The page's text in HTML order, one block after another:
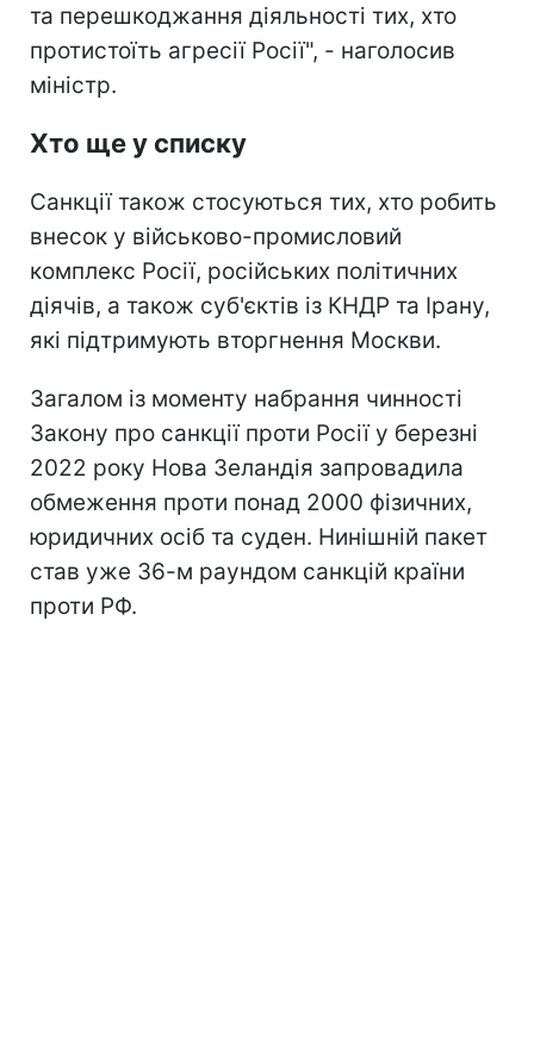
та перешкоджання діяльності тих, хто
протистоїть агресії Росії", - наголосив
міністр.
Хто ще у списку
Санкції також стосуються тих, хто робить
внесок у військово-промисловий
комплекс Росії, російських політичних
діячів, а також суб'єктів із КНДР та Ірану,
які підтримують вторгнення Москви.
Загалом із моменту набрання чинності
Закону про санкції проти Росії у березні
2022 року Нова Зеландія запровадила
обмеження проти понад 2000 фізичних,
юридичних осіб та суден. Нинішній пакет
став уже 36-м раундом санкцій країни
проти РФ.